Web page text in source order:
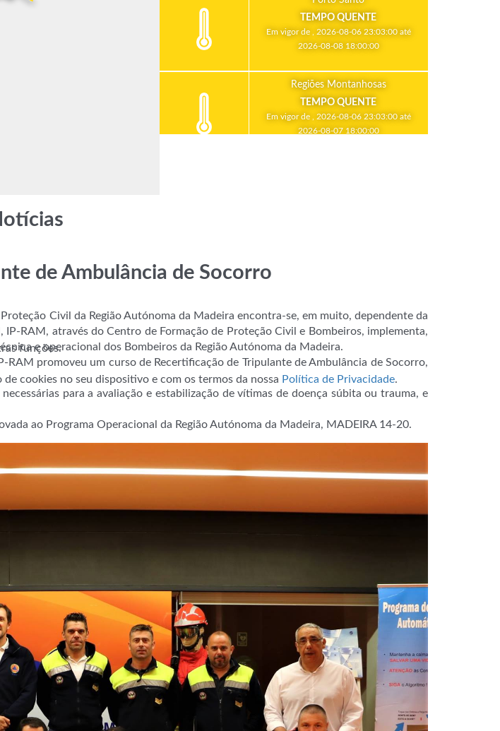
TEMPO QUENTE
Em vigor de , 2026-08-06 23:03:00 até
2026-08-08 18:00:00
Regiões Montanhosas
TEMPO QUENTE
Em vigor de , 2026-08-06 23:03:00 até
2026-08-07 18:00:00
de Ambulância de Socorro
Civil da Região Autónoma da Madeira encontra-se, em muito, dependente da
RAM, através do Centro de Formação de Proteção Civil e Bombeiros, implementa,
e operacional dos Bombeiros da Região Autónoma da Madeira.
promoveu um curso de Recertificação de Tripulante de Ambulância de Socorro,
para a avaliação e estabilização de vítimas de doença súbita ou trauma, e
ao Programa Operacional da Região Autónoma da Madeira, MADEIRA 14-20.
funções.
cookies no seu dispositivo e com os termos da nossa Política de Privacidade.